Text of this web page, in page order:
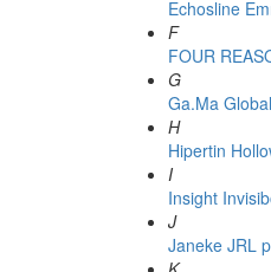
Echosline
F
FOUR
G
Ga.Ma
H
Hipertin
I
Insight
J
Janeke JRL